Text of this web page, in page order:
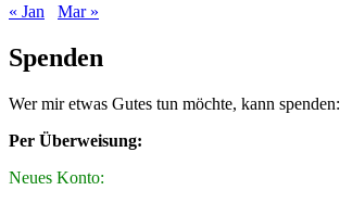
« Jan
Mar »
Spenden
Wer mir etwas Gutes tun möchte, kann spenden:
Per Überweisung:
Neues Konto: